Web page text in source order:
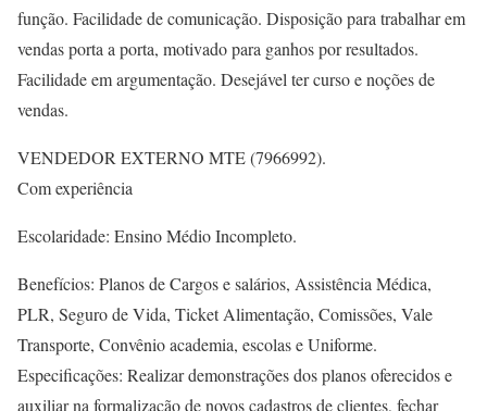
função. Facilidade de comunicação. Disposição para trabalhar em
vendas porta a porta, motivado para ganhos por resultados.
Facilidade em argumentação. Desejável ter curso e noções de
vendas.
VENDEDOR EXTERNO MTE (7966992).
Com experiência
Escolaridade: Ensino Médio Incompleto.
Benefícios: Planos de Cargos e salários, Assistência Médica,
PLR, Seguro de Vida, Ticket Alimentação, Comissões, Vale
Transporte, Convênio academia, escolas e Uniforme.
Especificações: Realizar demonstrações dos planos oferecidos e
auxiliar na formalização de novos cadastros de clientes, fechar